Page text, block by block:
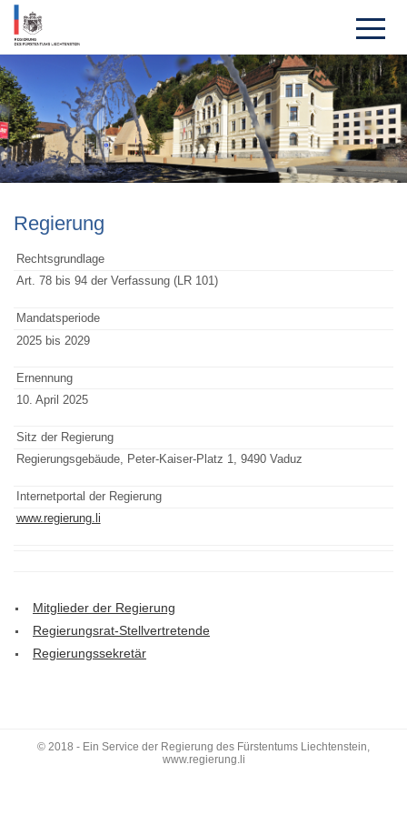
Regie­rung
Rechtsgrundlage
Art. 78 bis 94 der Verfassung (LR 101)
Mandatsperiode
2025 bis 2029
Ernennung
10. April 2025
Sitz der Regierung
Regierungsgebäude, Peter-Kaiser-Platz 1, 9490 Vaduz
Internetportal der Regierung
www.regierung.li
Mitglieder der Regierung
Regierungsrat-Stellvertretende
Regierungssekretär
© 2018 - Ein Service der Regierung des Fürstentums Liechtenstein,
www.regierung.li